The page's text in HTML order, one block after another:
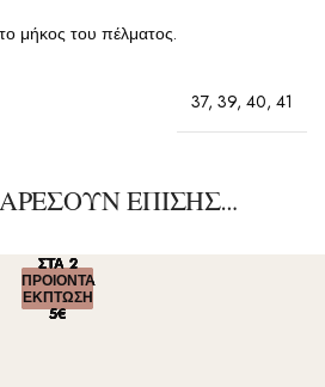
μήκος του πέλματος.
37, 39, 40, 41
ΕΠΙΣΗΣ…
ΣΤΑ 2
ΠΡΟΙΟΝΤΑ
ΕΚΠΤΩΣΗ
5€
ΣΤΑ 2
ΠΡΟΙΟΝΤΑ
ΕΚΠΤΩΣΗ
5€
ΣΤΑ 2
ΠΡΟΙΟΝΤΑ
ΕΚΠΤΩΣΗ
5€
ΣΤΑ 2
ΠΡΟΙΟΝΤΑ
ΕΚΠΤΩΣΗ
5€
ΣΤΑ 2
ΠΡΟΙΟΝΤΑ
ΕΚΠΤΩΣΗ
5€